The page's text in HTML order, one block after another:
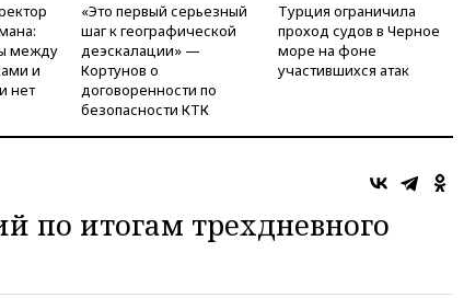
между
и
нет
«Это первый серьезный
шаг к географической
деэскалации» —
Кортунов о
договоренности по
безопасности КТК
Турция ограничила
проход судов в Черное
море на фоне
участившихся атак
по итогам трехдневного